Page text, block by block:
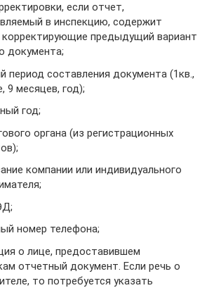
если отчет,
в инспекцию, содержит
корректирующие предыдущий вариант
документа;
период составления документа (1кв.,
9 месяцев, год);
год;
органа (из регистрационных
компании или индивидуального
номер телефона;
о лице, предоставившем
отчетный документ. Если речь о
то потребуется указать